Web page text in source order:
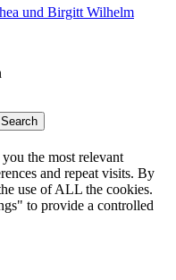
Search
the most relevant
and repeat visits. By
use of ALL the cookies.
to provide a controlled